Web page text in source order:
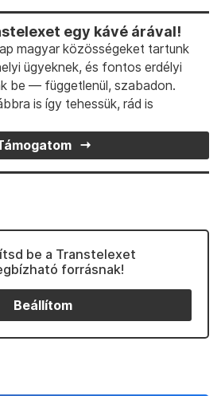
egy kávé árával!
magyar közösségeket tartunk
ügyeknek, és fontos erdélyi
be — függetlenül, szabadon.
is így tehessük, rád is
be a Transtelexet
forrásnak!
Beállítom